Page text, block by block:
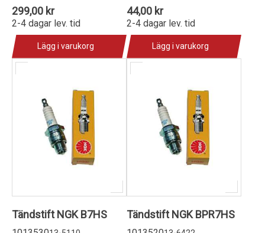
299,00 kr
2-4 dagar lev. tid
Lägg i varukorg
44,00 kr
2-4 dagar lev. tid
Lägg i varukorg
Tändstift NGK B7HS Tändstift NGK BPR7HS